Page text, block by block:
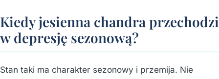
Kiedy jesienna chandra przechodzi
w depresję sezonową?
Stan taki ma charakter sezonowy i przemija. Nie